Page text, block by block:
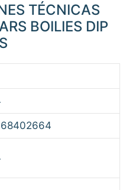
TÉCNICAS
BOILIES DIP